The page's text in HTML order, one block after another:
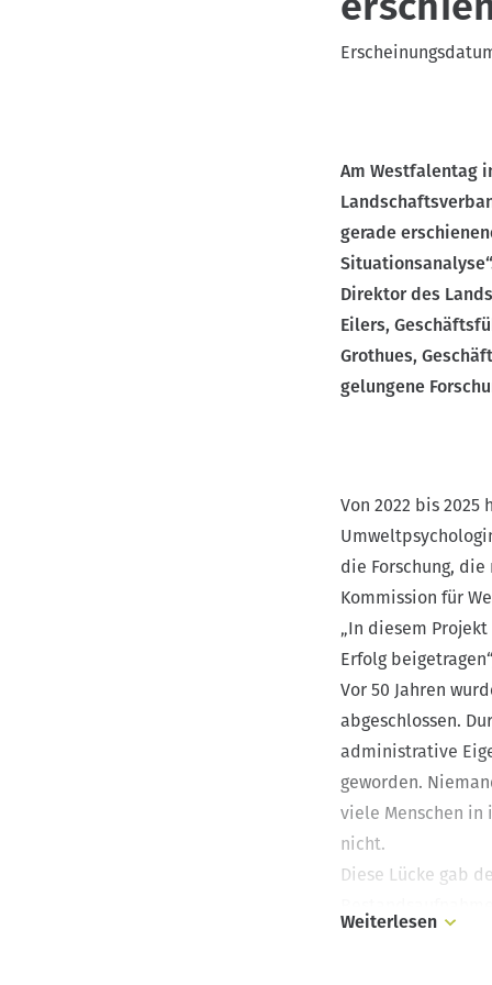
i
i
o
n
Am Westfalentag
gerade
Direktor des
Eilers,
Grothues,
gelungene
Von 2022 bis
die Forschung,
Kommission für
„In diesem
Erfolg
Vor 50 Jahren
abgeschlossen.
administrative
geworden.
viele Menschen
nicht.
Diese Lücke gab
Weiterlesen